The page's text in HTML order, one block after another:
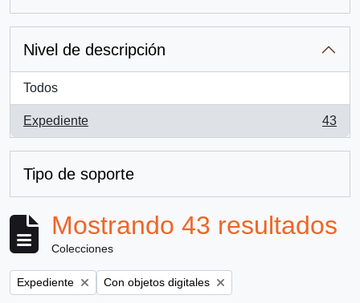
Nivel de descripción
Todos
Expediente
, 43 resultados
43
Tipo de soporte
Mostrando 43 resultados
Colecciones
Remove filter:
Expediente Remove filter:
Con objetos digitales